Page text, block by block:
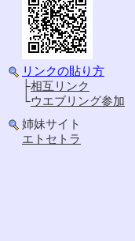
リンクの貼り方
├相互リンク
└ウエブリング参加
姉妹サイト
エトセトラ